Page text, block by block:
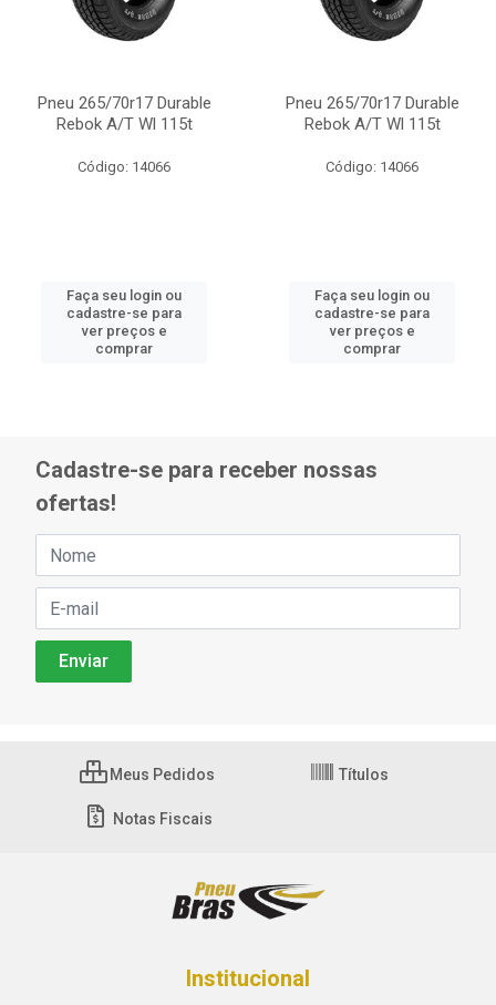
Pneu 265/70r17 Durable
Rebok A/T Wl 115t
Código: 14066
Faça seu login ou
cadastre-se para
ver preços e
comprar
Pneu 265/70r17 Durable
Rebok A/T Wl 115t
Código: 14066
Faça seu login ou
cadastre-se para
ver preços e
comprar
Cadastre-se para receber nossas
ofertas!
Meus Pedidos Títulos
Notas Fiscais
Institucional